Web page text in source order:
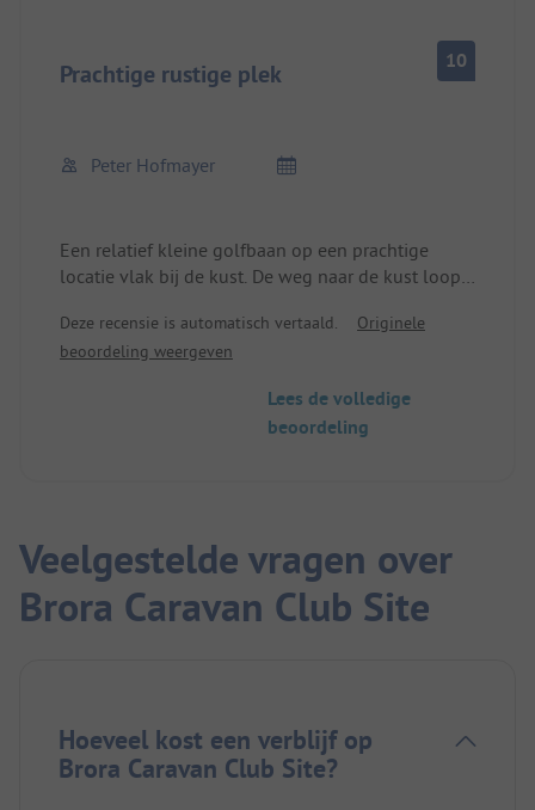
Prachtige rustige plek 10
Peter Hofmayer
Een relatief kleine golfbaan op een prachtige
locatie vlak bij de kust. De weg naar de kust loopt
vriendelijk begroet en geïnstrueerd. De plaatsen
zijn groot, het terrein is zeer goed onderhouden en
plek om je goed te voelen in een charmante
Deze recensie is automatisch vertaald.
Originele
beoordeling weergeven
Lees de volledige
beoordeling
Veelgestelde vragen over
Brora Caravan Club Site
Hoeveel kost een verblijf op
Brora Caravan Club Site?